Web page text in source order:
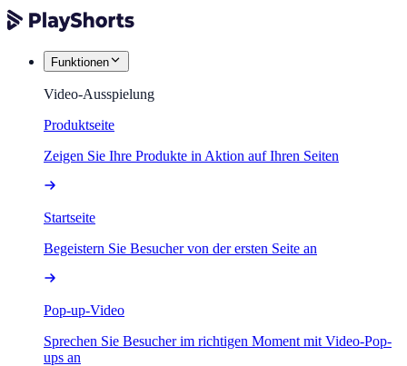
Funktionen
Video-Ausspielung
Produktseite
Zeigen Sie Ihre Produkte in Aktion auf Ihren Seiten
Startseite
Begeistern Sie Besucher von der ersten Seite an
Pop-up-Video
Sprechen Sie Besucher im richtigen Moment mit Video-Pop-
ups an